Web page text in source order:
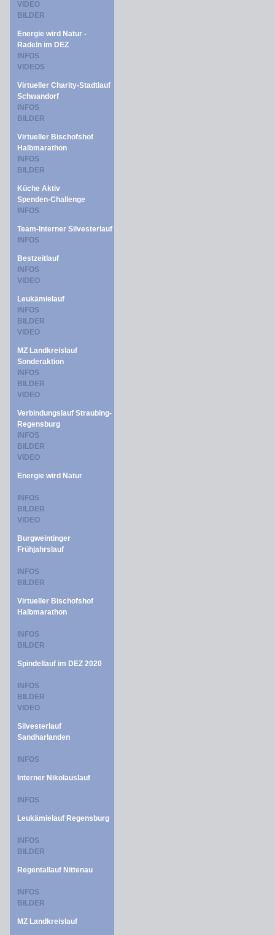
VIDEO
BILDER
Energie wird Natur -
Radeln im DEZ
INFOS
VIDEOS
Virtueller Charity-Stadtlauf
Schwandorf
INFOS
BILDER
Virtueller Bischofshof
Halbmarathon
INFOS
BILDER
Küche Aktiv
Spenden-Challenge
INFOS
Team-Interner Silvesterlauf
INFOS
Bestzeitlauf
INFOS
VIDEO
Leukämielauf
INFOS
BILDER
VIDEO
MZ Landkreislauf
Sonderaktion
INFOS
BILDER
VIDEO
Verbindungslauf Straubing-
Regensburg
INFOS
BILDER
VIDEO
Energie wird Natur
INFOS
BILDER
VIDEO
Burgweintinger
Frühjahrslauf
INFOS
BILDER
Virtueller Bischofshof
Halbmarathon
INFOS
BILDER
Spindellauf im DEZ 2020
INFOS
BILDER
VIDEO
Silvesterlauf
Sandharlanden
INFOS
Interner Nikolauslauf
INFOS
Leukämielauf Regensburg
INFOS
BILDER
Regentallauf Nittenau
INFOS
BILDER
MZ Landkreislauf